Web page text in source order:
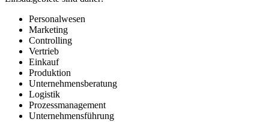
Personalwesen
Marketing
Controlling
Vertrieb
Einkauf
Produktion
Unternehmensberatung
Logistik
Prozessmanagement
Unternehmensführung